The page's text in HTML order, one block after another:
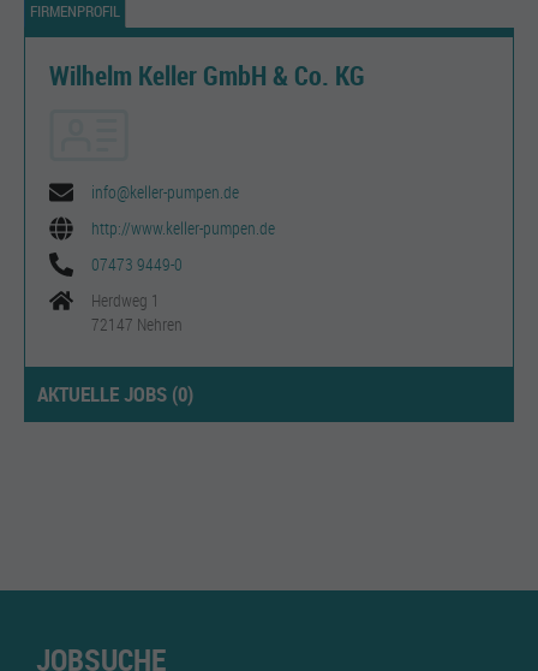
FIRMENPROFIL
Wilhelm Keller GmbH & Co. KG
info@keller-pumpen.de
http://www.keller-pumpen.de
07473 9449-0
Herdweg 1
72147 Nehren
AKTUELLE JOBS (0)
JOBSUCHE